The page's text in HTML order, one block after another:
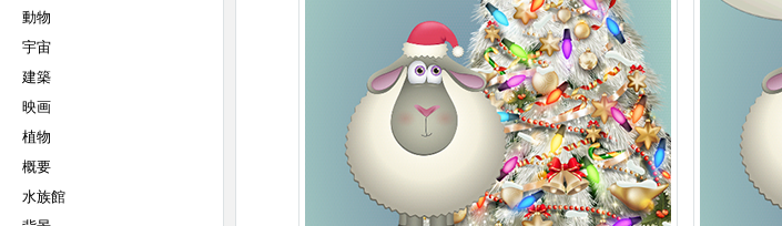
動物
宇宙
建築
映画
植物
概要
水族館